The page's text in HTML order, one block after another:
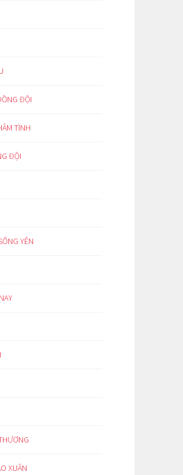
ĐỘI
TÌNH
ĐỘI
YÊN
XUÂN